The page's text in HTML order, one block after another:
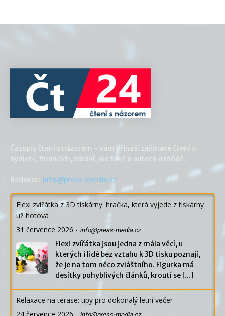
Časopis čtení s názorem - vám přináší zajímavé čtení o
bydlení, financích, zdraví, ale také o autech a módě.
Redakce: info@press-media.cz
Flexi zvířátka z 3D tiskárny: hračka, která vyjede z tiskárny
už hotová
31 července 2026 - info@press-media.cz
Flexi zvířátka jsou jedna z mála věcí, u
kterých i lidé bez vztahu k 3D tisku poznají,
že je na tom něco zvláštního. Figurka má
desítky pohyblivých článků, kroutí se [...]
Relaxace na terase: tipy pro dokonalý letní večer